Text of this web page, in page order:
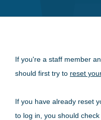
If you're a staff member
should first try to reset
If you have already reset
to log in, you should